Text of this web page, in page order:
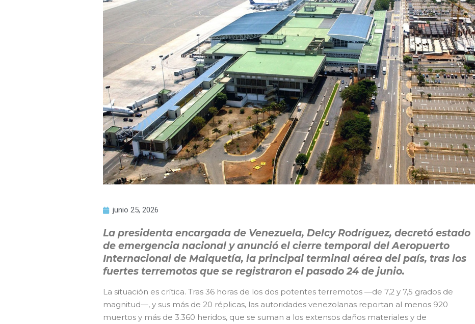
junio 25, 2026
La presidenta encargada de Venezuela, Delcy Rodríguez, decretó estado
de emergencia nacional y anunció el cierre temporal del Aeropuerto
Internacional de Maiquetía, la principal terminal aérea del país, tras los
fuertes terremotos que se registraron el pasado 24 de junio.
La situación es crítica. Tras 36 horas de los dos potentes terremotos —de 7,2 y 7,5 grados de
magnitud—, y sus más de 20 réplicas, las autoridades venezolanas reportan al menos 920
muertos y más de 3.360 heridos, que se suman a los extensos daños materiales y de